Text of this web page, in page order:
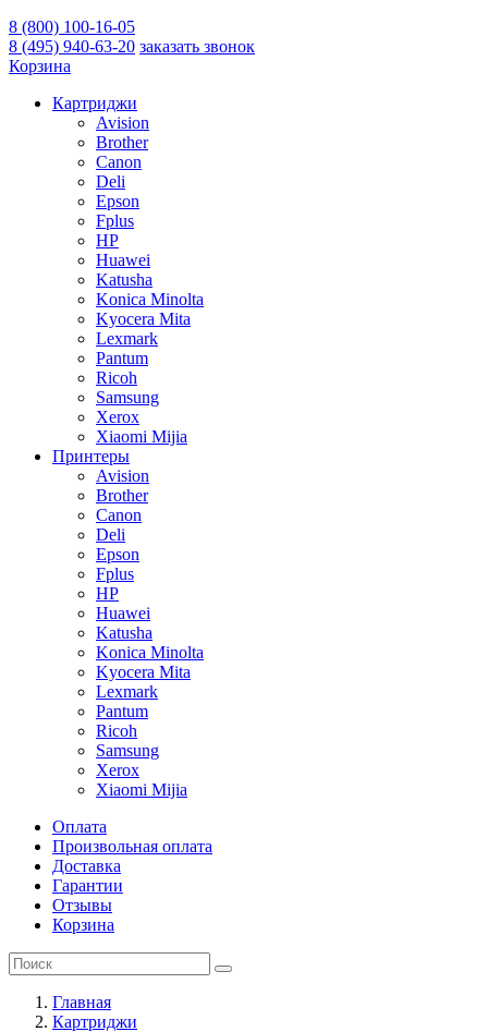
8 (800) 100-16-05
8 (495) 940-63-20 заказать звонок
Корзина
Картриджи
Avision
Brother
Canon
Deli
Epson
Fplus
HP
Huawei
Katusha
Konica Minolta
Kyocera Mita
Lexmark
Pantum
Ricoh
Samsung
Xerox
Xiaomi Mijia
Принтеры
Avision
Brother
Canon
Deli
Epson
Fplus
HP
Huawei
Katusha
Konica Minolta
Kyocera Mita
Lexmark
Pantum
Ricoh
Samsung
Xerox
Xiaomi Mijia
Оплата
Произвольная оплата
Доставка
Гарантии
Отзывы
Корзина
Главная
Картриджи